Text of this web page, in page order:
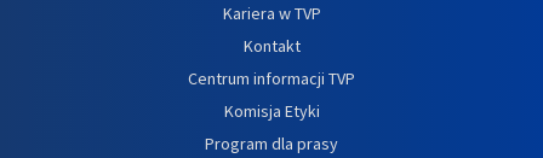
Kariera w TVP
Kontakt
Centrum informacji TVP
Komisja Etyki
Program dla prasy